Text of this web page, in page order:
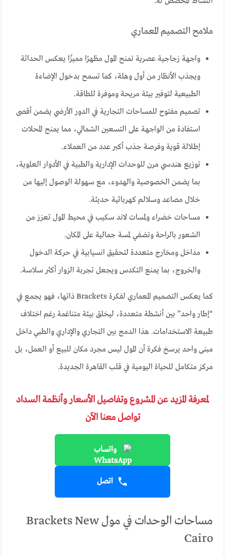
ملامح التصميم المعماري
واجهة زجاجية عصرية تمنح المول مظهرًا مميزًا يعكس الحداثة
ويجذب الأنظار من أول وهلة، كما تسمح بدخول الإضاءة
الطبيعية لتوفير بيئة مريحة وموفرة للطاقة.
تصميم مفتوح للمساحات التجارية في الدور الأرضي يضمن أقصى
استفادة من الواجهة على التسعين الشمالي، مما يمنح المحلات
إطلالة قوية وفرصة جذب أكبر عدد من العملاء.
توزيع هندسي مرن للوحدات الإدارية والطبية في الأدوار العلوية،
بما يضمن الخصوصية والهدوء، مع سهولة الوصول إليها من
خلال مصاعد وسلالم كهربائية حديثة.
مساحات خضراء ولمسات لاند سكيب في محيط المول تعزز من
الشعور بالراحة وتضفي لمسة جمالية على المكان.
مداخل ومخارج متعددة لتحقيق انسيابية في حركة الدخول
والخروج، بما يمنع التكدس ويجعل تجربة الزوار أكثر سلاسة.
كما يعكس التصميم المعماري لفكرة Brackets ذاتها، فهو يجمع في
“إطار واحد” بين أنشطة متعددة، ليخلق بيئة متناغمة رغم اختلاف
طبيعة الاستخدامات. هذا الدمج بين التجاري والإداري والطبي داخل
مبنى واحد يرسخ فكرة أن المول ليس مجرد مكان للبيع أو العمل، بل
مركز متكامل للحياة اليومية في قلب القاهرة الجديدة.
لمعرفة المزيد عن المشروع وتفاصيل الأسعار وأنظمة السداد
تواصل معنا الآن
واتساب
اتصل
مساحات الوحدات في مول Brackets New
Cairo